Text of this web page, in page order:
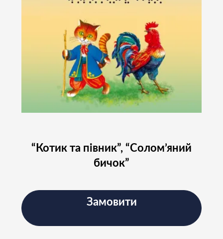
“Котик та півник”, “Солом’яний
бичок”
Замовити